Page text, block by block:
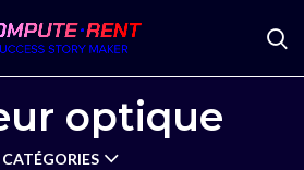
optique
CATÉGORIES